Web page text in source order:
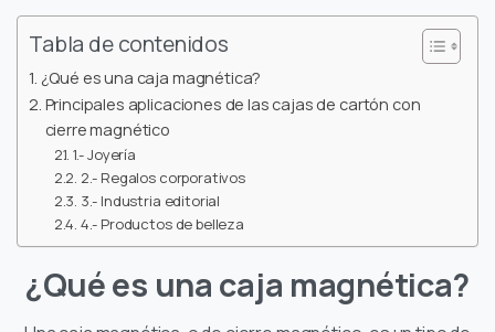
Tabla de contenidos
¿Qué es una caja magnética?
Principales aplicaciones de las cajas de cartón con
cierre magnético
1.- Joyería
2.- Regalos corporativos
3.- Industria editorial
4.- Productos de belleza
¿Qué es una caja magnética?